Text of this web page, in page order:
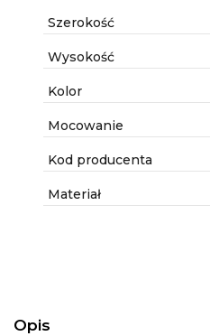
Szerokość
Wysokość
Kolor
Mocowanie
Kod producenta
Materiał
Opis